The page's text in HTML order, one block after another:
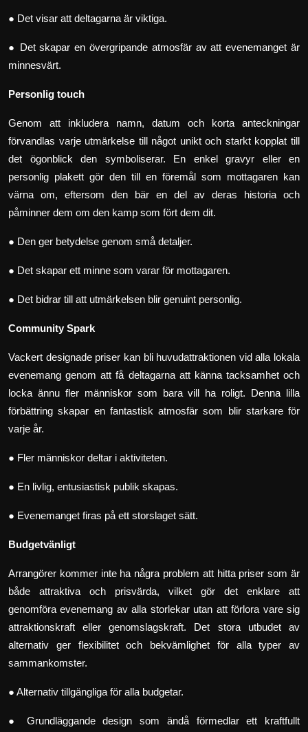
● Det visar att deltagarna är viktiga.
● Det skapar en övergripande atmosfär av att evenemanget är
minnesvärt.
Personlig touch
Genom att inkludera namn, datum och korta anteckningar
förvandlas varje utmärkelse till något unikt och starkt kopplat till
det ögonblick den symboliserar. En enkel gravyr eller en
personlig plakett gör den till en föremål som mottagaren kan
värna om, eftersom den bär en del av deras historia och
påminner dem om den kamp som fört dem dit.
● Den ger betydelse genom små detaljer.
● Det skapar ett minne som varar för mottagaren.
● Det bidrar till att utmärkelsen blir genuint personlig.
Community Spark
Vackert designade priser kan bli huvudattraktionen vid alla lokala
evenemang genom att få deltagarna att känna tacksamhet och
locka ännu fler människor som bara vill ha roligt. Denna lilla
förbättring skapar en fantastisk atmosfär som blir starkare för
varje år.
● Fler människor deltar i aktiviteten.
● En livlig, entusiastisk publik skapas.
● Evenemanget firas på ett storslaget sätt.
Budgetvänligt
Arrangörer kommer inte ha några problem att hitta priser som är
både attraktiva och prisvärda, vilket gör det enklare att
genomföra evenemang av alla storlekar utan att förlora vare sig
attraktionskraft eller genomslagskraft. Det stora utbudet av
alternativ ger flexibilitet och bekvämlighet för alla typer av
sammankomster.
● Alternativ tillgängliga för alla budgetar.
● Grundläggande design som ändå förmedlar ett kraftfullt